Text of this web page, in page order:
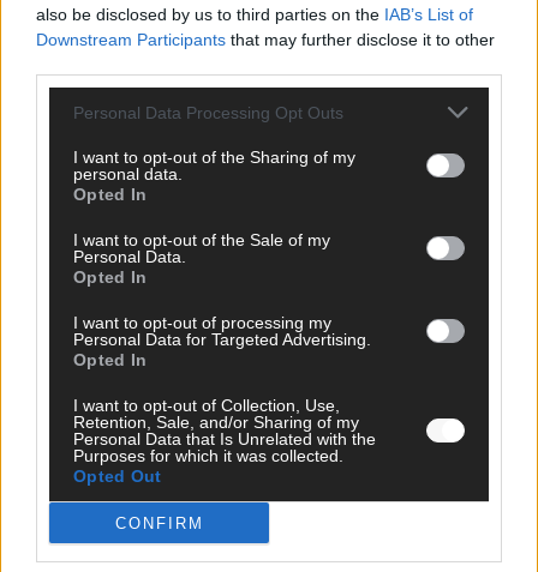
also be disclosed by us to third parties on the IAB’s List of
Downstream Participants that may further disclose it to other
Personal Data Processing Opt Outs
I want to opt-out of the Sharing of my
personal data.
Opted In
I want to opt-out of the Sale of my
Personal Data.
Opted In
I want to opt-out of processing my
Personal Data for Targeted Advertising.
Opted In
I want to opt-out of Collection, Use,
Retention, Sale, and/or Sharing of my
Personal Data that Is Unrelated with the
Purposes for which it was collected.
Opted Out
CONFIRM
FOLGE UNS BEI FACEBOOK
MEDIATHEK
Kult-Show: Jimmy Kimmel kehrt zurück ins US-TV